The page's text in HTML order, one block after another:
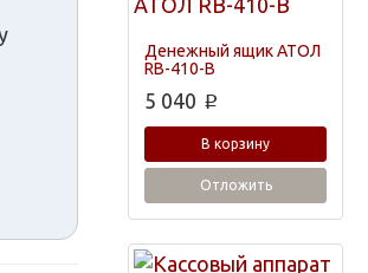
Денежный ящик АТОЛ
RB-410-B
5 040 p
В корзину
Отложить